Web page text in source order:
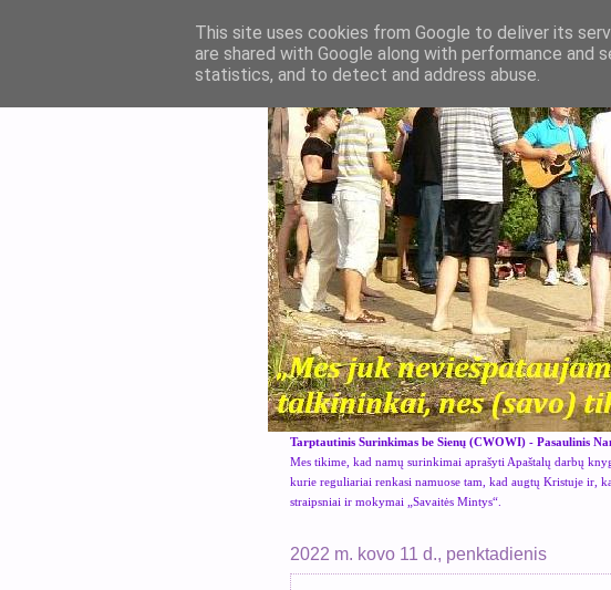
Tarptautinis Surinkimas be Sienų (CWOWI) - Pasaulinis
Mes tikime, kad namų surinkimai aprašyti Apaštalų darbų
kurie reguliariai renkasi namuose tam, kad augtų Kristuje ir,
straipsniai ir mokymai „Savaitės Mintys“.
2022 m. kovo 11 d., penktadienis
This site uses cookies from Google to deliver its
are shared with Google along with performance
statistics, and to detect and address abuse.